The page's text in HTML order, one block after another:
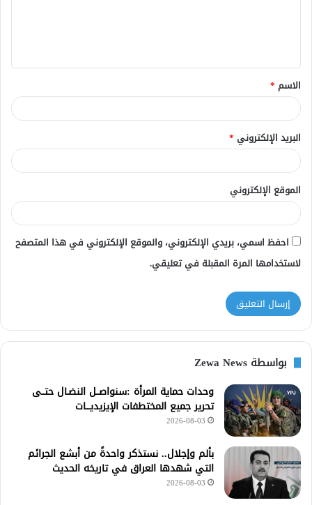
ق
*
الاسم *
البريد الإلكتروني *
الموقع الإلكتروني
احفظ اسمي، بريدي الإلكتروني، والموقع الإلكتروني في هذا المتصفح
لاستخدامها المرة المقبلة في تعليقي.
بواسطة Zewa News
وحدات حماية المرأة :سنواصــل النضـال حتــى
تحرير جميع المختطفات الإيزيديـــات
2026-08-03
بألم وإجلال.. نستذكر واحدةً من أبشع الجرائم
التي شهدها العراق في تاريخه الحديث
2026-08-03